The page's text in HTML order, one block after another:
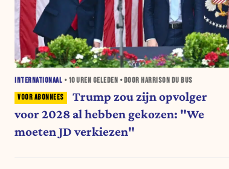
INTERNATIONAAL • 10 UREN GELEDEN • DOOR HARRISON DU BUS
Trump zou zijn opvolger
voor 2028 al hebben gekozen: "We
moeten JD verkiezen"